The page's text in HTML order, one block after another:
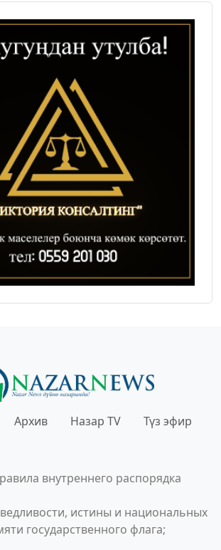
Архив Назар TV Түз эфир
внутреннего распорядка
истины и национальных
государственного флага;